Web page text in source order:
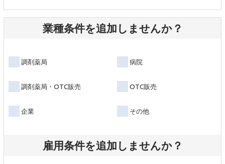
業種条件を追加しませんか？
調剤薬局 病院
調剤薬局・OTC販売 OTC販売
企業 その他
雇用条件を追加しませんか？